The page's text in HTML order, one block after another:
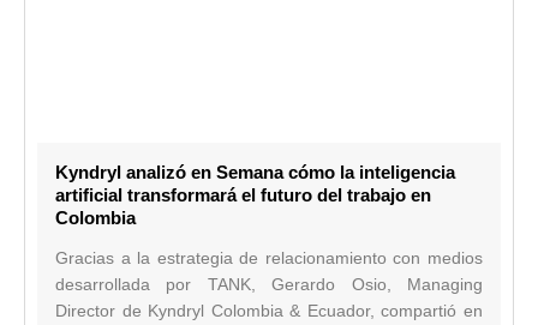
Kyndryl analizó en Semana cómo la inteligencia
artificial transformará el futuro del trabajo en
Colombia
Gracias a la estrategia de relacionamiento con medios
desarrollada por TANK, Gerardo Osio, Managing
Director de Kyndryl Colombia & Ecuador, compartió en